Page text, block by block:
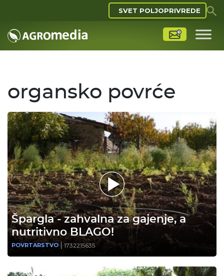
SVET POLJOPRIVREDE
organsko povrće
Špargla - zahvalna za gajenje, a
nutritivno BLAGO!
POVRTARSTVO 1732215635